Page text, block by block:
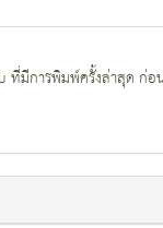
การพิมพ์ครั้งล่าสุด ก่อน